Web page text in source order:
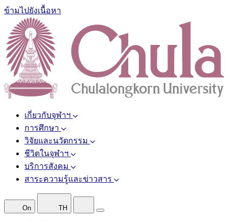
ข้ามไปยังเนื้อหา
เกี่ยวกับจุฬาฯ
การศึกษา
วิจัยและนวัตกรรม
ชีวิตในจุฬาฯ
บริการสังคม
สาระความรู้และข่าวสาร
On TH